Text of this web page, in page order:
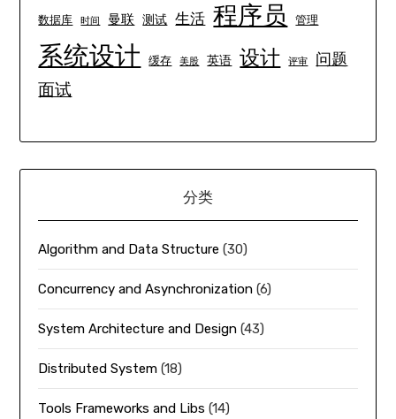
数据库 时间 曼联 测试 生活 程序员 管理
系统设计 缓存 美股 英语 设计 评审 问题
面试
分类
Algorithm and Data Structure (30)
Concurrency and Asynchronization (6)
System Architecture and Design (43)
Distributed System (18)
Tools Frameworks and Libs (14)